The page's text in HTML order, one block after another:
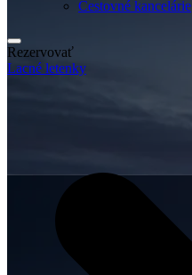
Cestovné kancelárie
Rezervovať
Lacné letenky